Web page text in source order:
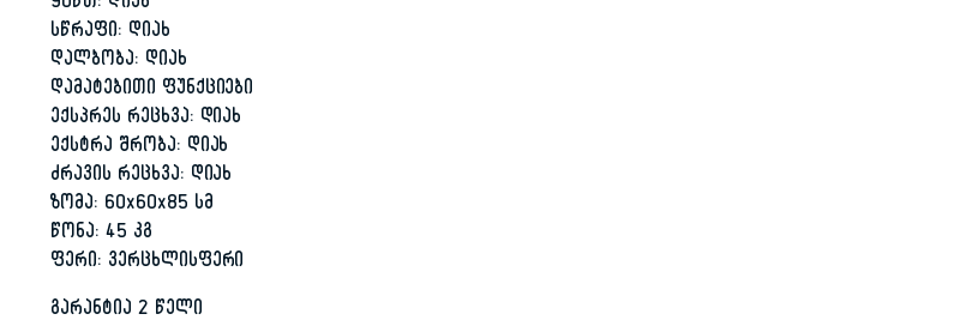
სწრაფი: დიახ
დალბობა: დიახ
დამატებითი ფუნქციები
ექსპრეს რეცხვა: დიახ
ექსტრა შრობა: დიახ
ძრავის რეცხვა: დიახ
ზომა: 60x60x85 სმ
წონა: 45 კგ
ფერი: ვერცხლისფერი
გარანტია 2 წელი